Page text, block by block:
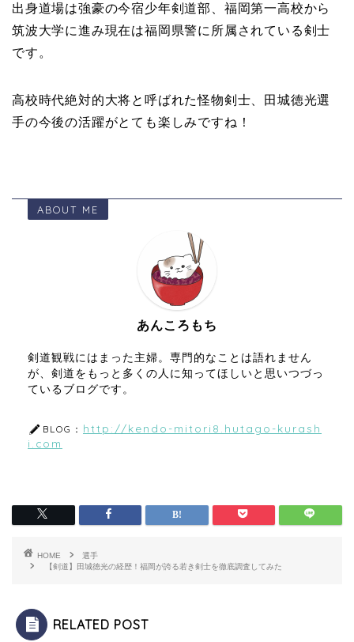
出身道場は強豪の今宿少年剣道部、福岡第一高校から
筑波大学に進み現在は福岡県警に所属されている剣士
です。
高校時代絶対的大将と呼ばれた怪物剣士、田城徳光選
手の今後の活躍がとても楽しみですね！
ABOUT ME
あんころもち
剣道観戦にはまった主婦。専門的なことは語れません
が、剣道をもっと多くの人に知ってほしいと思いつづっ
ているブログです。
BLOG： http://kendo-mitori8.hutago-kurash
i.com
HOME
選手
【剣道】田城徳光の経歴！福岡が誇る若き剣士を徹底調査してみた
RELATED POST